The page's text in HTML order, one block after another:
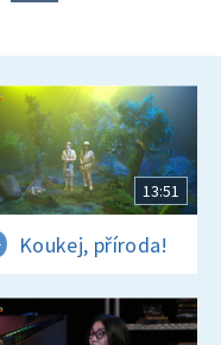
13:51
Koukej, příroda!